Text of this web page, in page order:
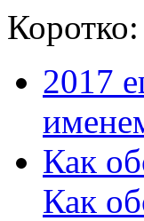
Коротко:
2017
Как
Как